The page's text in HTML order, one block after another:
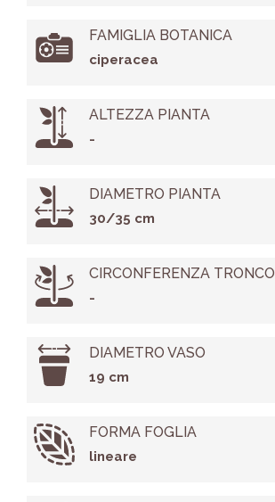
FAMIGLIA BOTANICA
ciperacea
ALTEZZA PIANTA
-
DIAMETRO PIANTA
30/35 cm
CIRCONFERENZA TRONCO
-
DIAMETRO VASO
19 cm
FORMA FOGLIA
lineare